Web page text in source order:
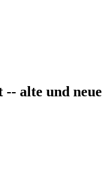
-- alte und neue